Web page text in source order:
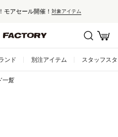
モアセール開催！ 対象アイテム
ンド 別注アイテム スタッフス
一覧